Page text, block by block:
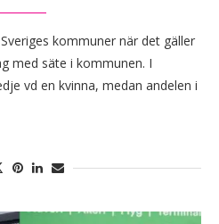
kommuner när det gäller
med säte i kommunen. I
vd en kvinna, medan andelen i